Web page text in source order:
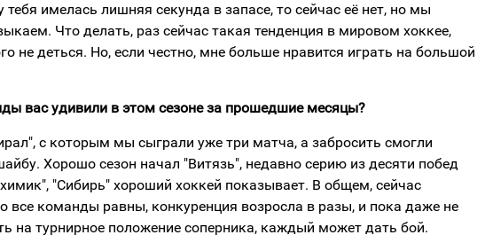
тебя имелась лишняя секунда в запасе, то сейчас её нет, но мы
Что делать, раз сейчас такая тенденция в мировом хоккее,
не деться. Но, если честно, мне больше нравится играть на большой
вас удивили в этом сезоне за прошедшие месяцы?
с которым мы сыграли уже три матча, а забросить смогли
Хорошо сезон начал "Витязь", недавно серию из десяти побед
"Сибирь" хороший хоккей показывает. В общем, сейчас
все команды равны, конкуренция возросла в разы, и пока даже не
на турнирное положение соперника, каждый может дать бой.